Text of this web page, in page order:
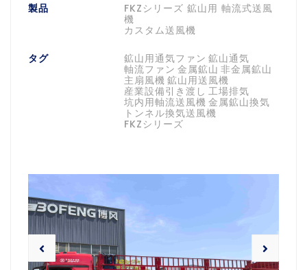
製品
FKZシリーズ 鉱山用 軸流式送風
機
カスタム送風機
タグ 鉱山用通気ファン 鉱山通気
軸流ファン 金属鉱山 非金属鉱山
主扇風機 鉱山用送風機
産業設備引き渡し 工場排気
坑内用軸流送風機 金属鉱山換気
トンネル換気送風機
FKZシリーズ